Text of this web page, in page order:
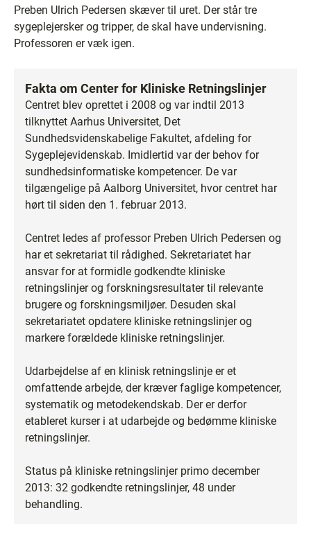
Preben Ulrich Pedersen skæver til uret. Der står tre
sygeplejersker og tripper, de skal have undervisning.
Professoren er væk igen.
Fakta om Center for Kliniske Retningslinjer
Centret blev oprettet i 2008 og var indtil 2013
tilknyttet Aarhus Universitet, Det
Sundhedsvidenskabelige Fakultet, afdeling for
Sygeplejevidenskab. Imidlertid var der behov for
sundhedsinformatiske kompetencer. De var
tilgængelige på Aalborg Universitet, hvor centret har
hørt til siden den 1. februar 2013.
Centret ledes af professor Preben Ulrich Pedersen og
har et sekretariat til rådighed. Sekretariatet har
ansvar for at formidle godkendte kliniske
retningslinjer og forskningsresultater til relevante
brugere og forskningsmiljøer. Desuden skal
sekretariatet opdatere kliniske retningslinjer og
markere forældede kliniske retningslinjer.
Udarbejdelse af en klinisk retningslinje er et
omfattende arbejde, der kræver faglige kompetencer,
systematik og metodekendskab. Der er derfor
etableret kurser i at udarbejde og bedømme kliniske
retningslinjer.
Status på kliniske retningslinjer primo december
2013: 32 godkendte retningslinjer, 48 under
behandling.